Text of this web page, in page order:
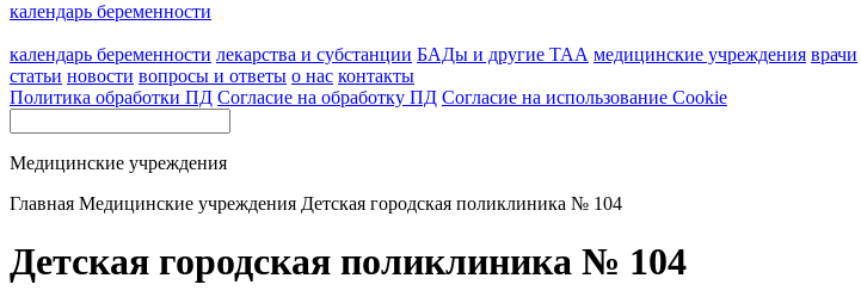
календарь беременности
календарь беременности лекарства и субстанции БАДы и другие ТАА медицинские учреждения врачи
статьи новости вопросы и ответы о нас контакты
Политика обработки ПД Согласие на обработку ПД Согласие на использование Cookie
Медицинские учреждения
Главная Медицинские учреждения Детская городская поликлиника № 104
Детская городская поликлиника № 104